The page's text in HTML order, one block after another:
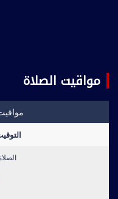
مواقيت الصلاة